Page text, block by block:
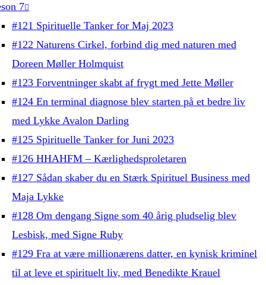
7
#121 Spirituelle Tanker for Maj 2023
#122 Naturens Cirkel, forbind dig med naturen med
Doreen Møller Holmquist
#123 Forventninger skabt af frygt med Jette Møller
#124 En terminal diagnose blev starten på et bedre liv
med Lykke Avalon Darling
#125 Spirituelle Tanker for Juni 2023
#126 HHAHFM – Kærlighedsproletaren
#127 Sådan skaber du en Stærk Spirituel Business med
Maja Lykke
#128 Om dengang Signe som 40 årig pludselig blev
Lesbisk, med Signe Ruby
#129 Fra at være millionærens datter, en kynisk kriminel
til at leve et spirituelt liv, med Benedikte Krauel